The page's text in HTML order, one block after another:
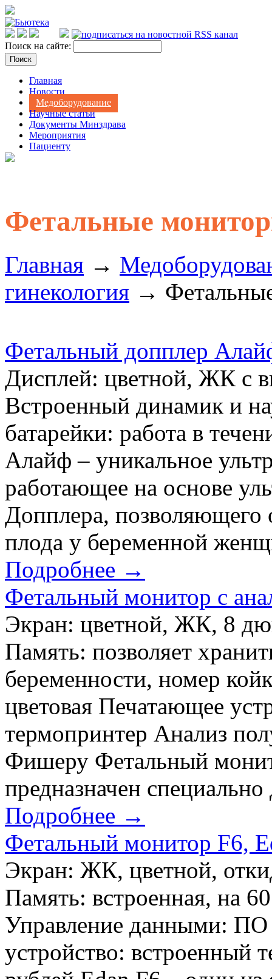
Поиск на сайте:
Главная
Новости
Медоборудование
Научные статьи
Документы Минздрава
Мероприятия
Пациенту
Фетальные
Главная →
гинекология →
Фетальный допплер
Дисплей: цветной, ЖК с
Встроенный динамик и
батарейки: работа в
Алайф – уникальное
работающее на основе
Допплера, позволяющего
плода у беременной
Подробнее →
Фетальный монитор с
Экран: цветной, ЖК, 8
Память: позволяет
беременности, номер
цветовая Печатающее
термопринтер Анализ
Фишеру Фетальный
предназначен
Подробнее →
Фетальный монитор F6,
Экран: ЖК, цветной,
Память: встроенная, на
Управление данными:
устройство: встроенный